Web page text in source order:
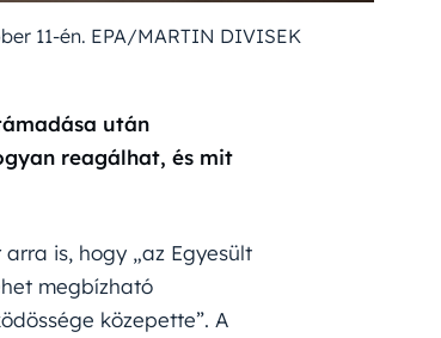
11-én. EPA/MARTIN DIVISEK
után
reagálhat, és mit
is, hogy „az Egyesült
megbízható
közepette”. A